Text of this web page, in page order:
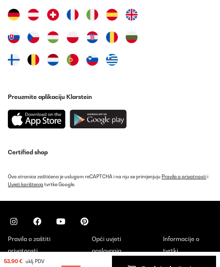
53,90 € uklj. PDV
Preuzmite aplikaciju Klarstein
Certified shop
Ova stranica zaštićena je uslugom reCAPTCHA i na nju se primjenjuju Pravila o privatnostii
Uvjeti korištenja tvrtke Google.
Pravila o zaštiti
privatnosti
Opći uvjeti
poslovanja
Informacije o
tvrtki